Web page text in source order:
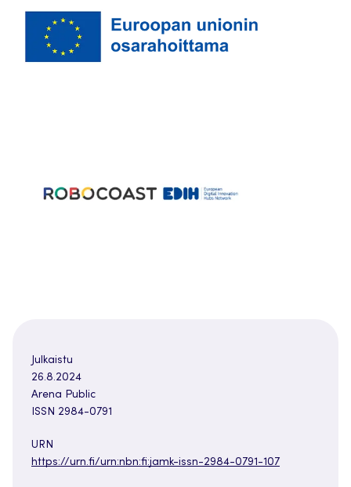
Julkaistu
26.8.2024
Arena Public
ISSN 2984-0791
URN
https://urn.fi/urn:nbn:fi:jamk-issn-2984-0791-107